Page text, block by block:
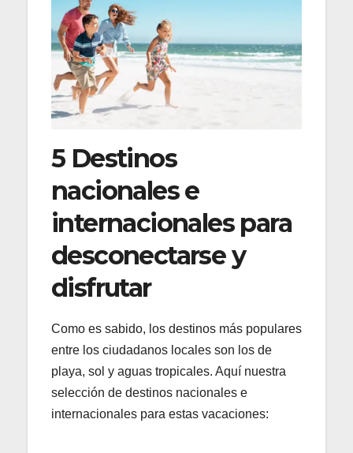
5 Destinos
nacionales e
internacionales para
desconectarse y
disfrutar
Como es sabido, los destinos más populares
entre los ciudadanos locales son los de
playa, sol y aguas tropicales. Aquí nuestra
selección de destinos nacionales e
internacionales para estas vacaciones: